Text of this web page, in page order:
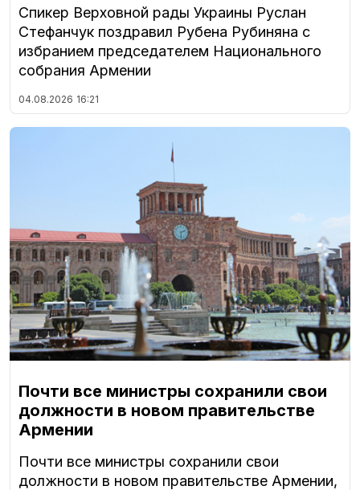
Спикер Верховной рады Украины Руслан
Стефанчук поздравил Рубена Рубиняна с
избранием председателем Национального
собрания Армении
04.08.2026 16:21
Почти все министры сохранили свои
должности в новом правительстве
Армении
Почти все министры сохранили свои
должности в новом правительстве Армении,